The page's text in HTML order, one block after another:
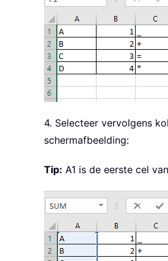
4. Selecteer vervolgens
schermafbeelding:
Tip: A1 is de eerste cel